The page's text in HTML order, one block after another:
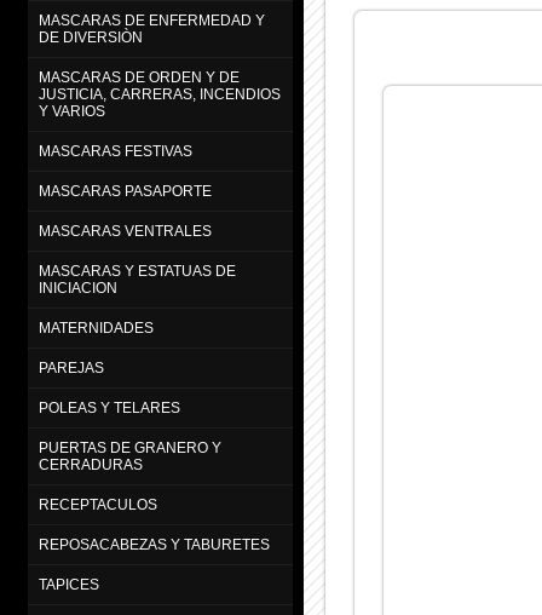
MASCARAS DE ENFERMEDAD Y
DE DIVERSIÒN
MASCARAS DE ORDEN Y DE
JUSTICIA, CARRERAS, INCENDIOS
Y VARIOS
MASCARAS FESTIVAS
MASCARAS PASAPORTE
MASCARAS VENTRALES
MASCARAS Y ESTATUAS DE
INICIACION
MATERNIDADES
PAREJAS
POLEAS Y TELARES
PUERTAS DE GRANERO Y
CERRADURAS
RECEPTACULOS
REPOSACABEZAS Y TABURETES
TAPICES